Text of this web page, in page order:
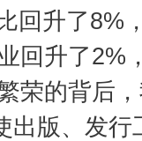
回升了8%
回升了2%
荣的背后
出版、发